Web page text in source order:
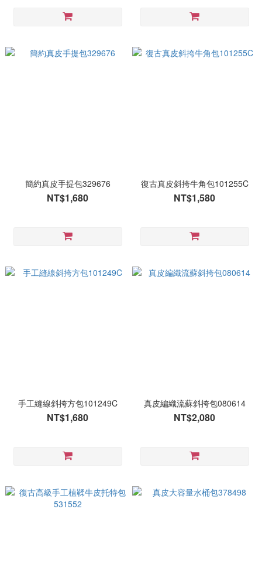
簡約真皮手提包329676
NT$1,680
復古真皮斜挎牛角包101255C
NT$1,580
手工縫線斜挎方包101249C
NT$1,680
真皮編織流蘇斜挎包080614
NT$2,080